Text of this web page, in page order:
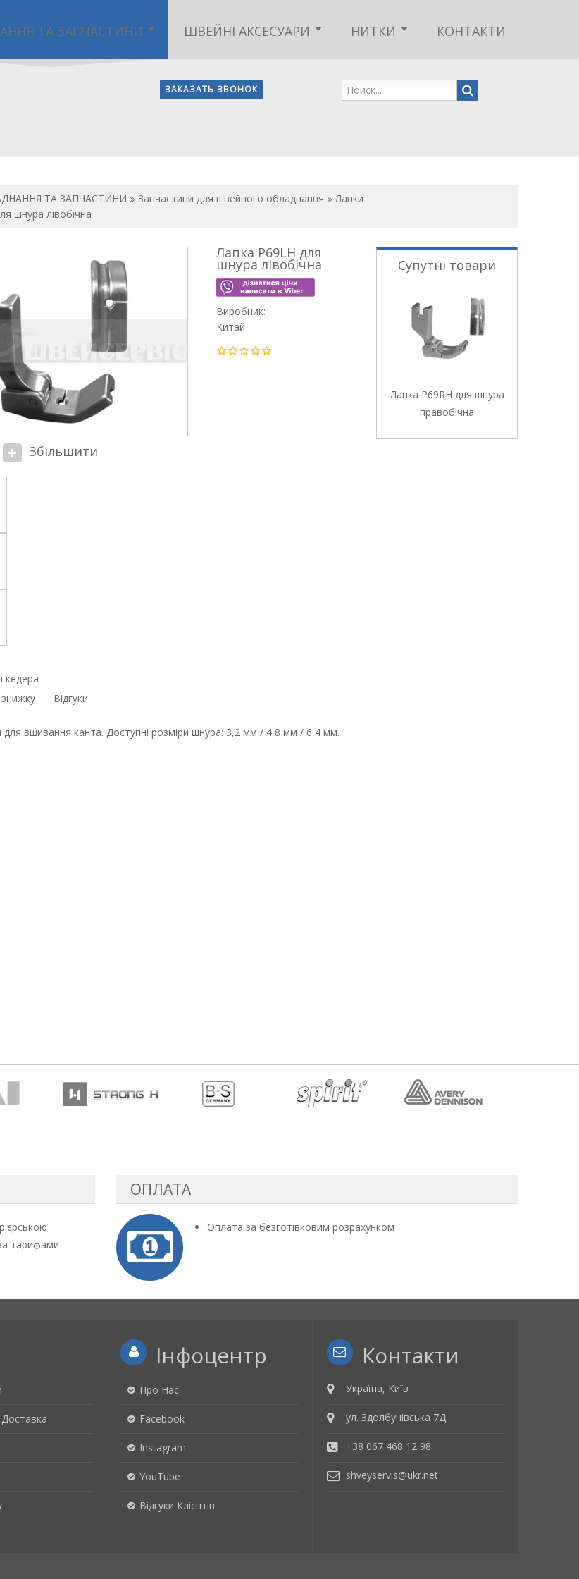
ТА ЗАПЧАСТИНИ ШВЕЙНІ АКСЕСУАРИ НИТКИ КОНТАКТИ
ЗАКАЗАТЬ ЗВОНОК
ТА ЗАПЧАСТИНИ Запчастини для швейного обладнання
Лапки
шнура лівобічна
Збільшити
Лапка P69LH для
шнура лівобічна
Виробник:
Китай
кедера
Відгуки
для вшивання канта. Доступні розміри шнура: 3,2 мм / 4,8 мм / 6,4 мм.
Супутні товари
Лапка P69RH для шнура
правобічна
тарифами
ОПЛАТА
Оплата за безготівковим розрахунком
Інфоцентр
Про Нас
Facebook
Instagram
YouTube
Відгуки Клієнтів
Контакти
Україна, Київ
ул. Здолбунівська 7Д
+38 067 468 12 98
shveyservis@ukr.net